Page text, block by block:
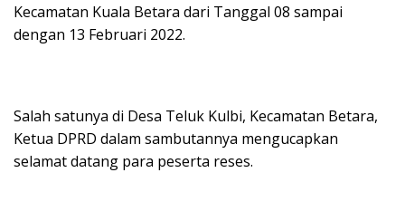
Kecamatan Kuala Betara dari Tanggal 08 sampai
dengan 13 Februari 2022.
Salah satunya di Desa Teluk Kulbi, Kecamatan Betara,
Ketua DPRD dalam sambutannya mengucapkan
selamat datang para peserta reses.